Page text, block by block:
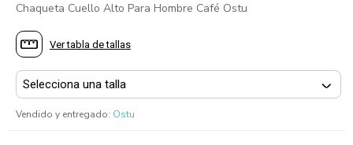
Chaqueta Cuello Alto Para Hombre Café Ostu
Ver tabla de tallas
Vendido y entregado: Ostu